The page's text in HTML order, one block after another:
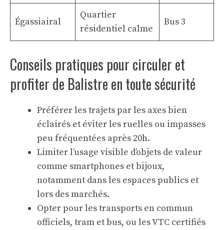
Égassiairal
Quartier
résidentiel calme
Bus 3
Conseils pratiques pour circuler et
profiter de Balistre en toute sécurité
Préférer les trajets par les axes bien
éclairés et éviter les ruelles ou impasses
peu fréquentées après 20h.
Limiter l’usage visible d’objets de valeur
comme smartphones et bijoux,
notamment dans les espaces publics et
lors des marchés.
Opter pour les transports en commun
officiels, tram et bus, ou les VTC certifiés